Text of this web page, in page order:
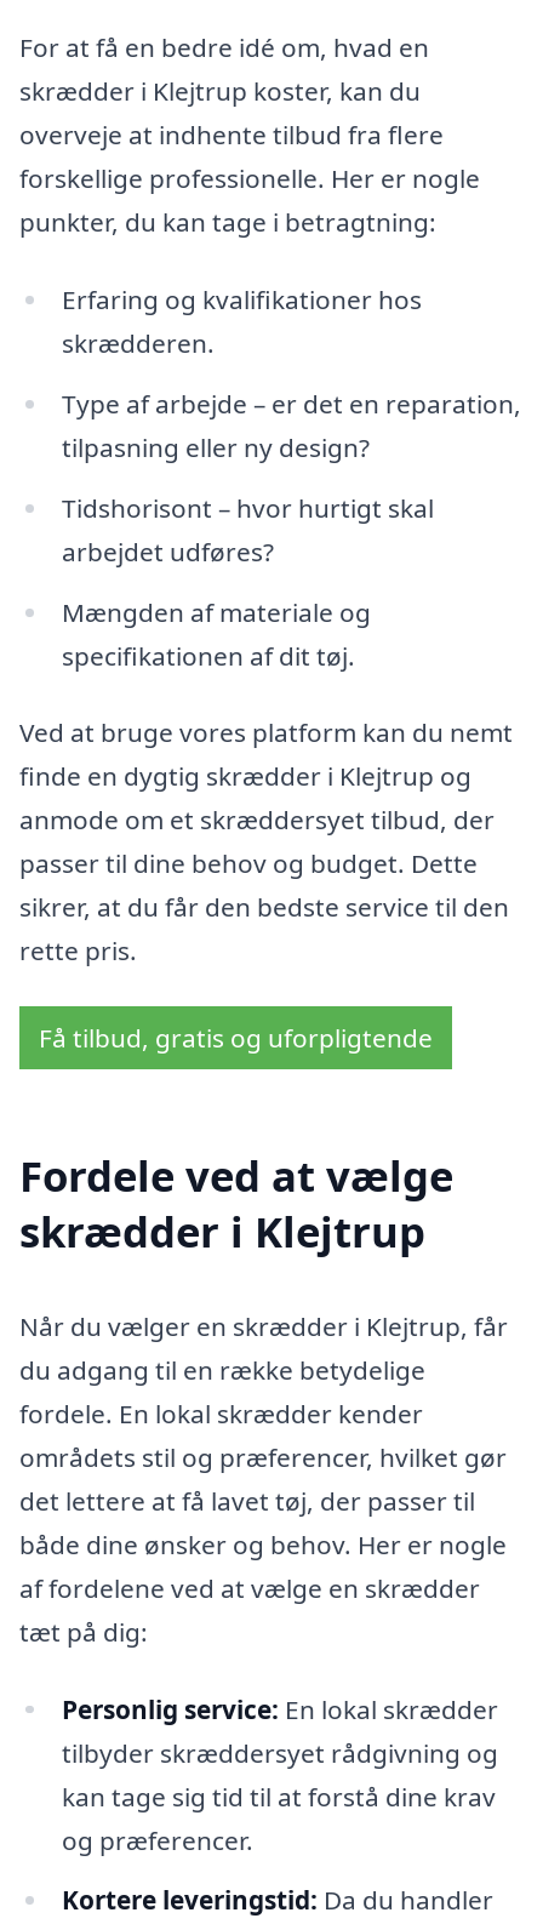
For at få en bedre idé om, hvad en
skrædder i Klejtrup koster, kan du
overveje at indhente tilbud fra flere
forskellige professionelle. Her er nogle
punkter, du kan tage i betragtning:
Erfaring og kvalifikationer hos
skrædderen.
Type af arbejde – er det en reparation,
tilpasning eller ny design?
Tidshorisont – hvor hurtigt skal
arbejdet udføres?
Mængden af materiale og
specifikationen af dit tøj.
Ved at bruge vores platform kan du nemt
finde en dygtig skrædder i Klejtrup og
anmode om et skræddersyet tilbud, der
passer til dine behov og budget. Dette
sikrer, at du får den bedste service til den
rette pris.
Få tilbud, gratis og uforpligtende
Fordele ved at vælge
skrædder i Klejtrup
Når du vælger en skrædder i Klejtrup, får
du adgang til en række betydelige
fordele. En lokal skrædder kender
områdets stil og præferencer, hvilket gør
det lettere at få lavet tøj, der passer til
både dine ønsker og behov. Her er nogle
af fordelene ved at vælge en skrædder
tæt på dig:
Personlig service: En lokal skrædder
tilbyder skræddersyet rådgivning og
kan tage sig tid til at forstå dine krav
og præferencer.
Kortere leveringstid: Da du handler